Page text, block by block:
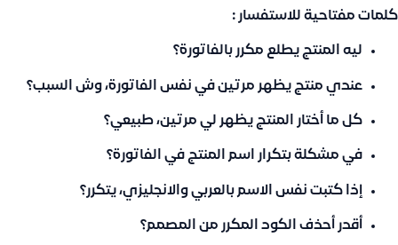
كلمات مفتاحية للاستفسار :
ليه المنتج يطلع مكرر بالفاتورة؟
عندي منتج يظهر مرتين في نفس الفاتورة، وش السبب؟
كل ما أختار المنتج يظهر لي مرتين، طبيعي؟
في مشكلة بتكرار اسم المنتج في الفاتورة؟
إذا كتبت نفس الاسم بالعربي والانجليزي، يتكرر؟
أقدر أحذف الكود المكرر من المصمم؟